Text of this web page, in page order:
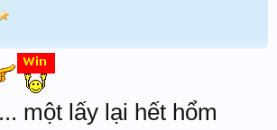
một lấy lại hết hổm